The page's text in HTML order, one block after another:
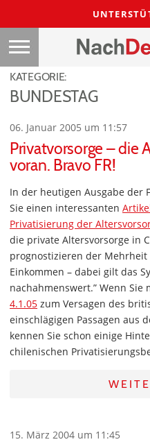
KATEGORIE:
BUNDESTAG
06. Januar 2005 um 11:57
Privatvorsorge – die
voran. Bravo FR!
In der heutigen Ausgabe der
Sie einen interessanten
Privatisierung der
die private Altersvorsorge in
prognostizieren der
Einkommen – dabei gilt das
nachahmenswert.” Wenn Sie
4.1.05 zum Versagen des
einschlägigen Passagen aus
kennen Sie schon einige
chilenischen
15. März 2004 um 11:45